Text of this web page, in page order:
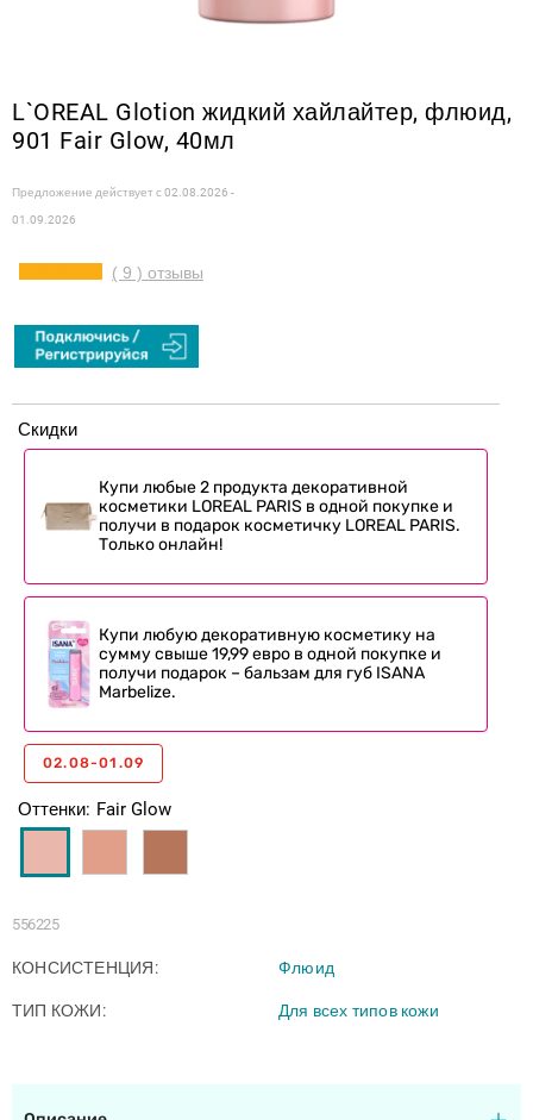
L`OREAL Glotion жидкий хайлайтер, флюид,
901 Fair Glow, 40мл
Предложение действует с02.08.2026 -
01.09.2026
( 9 ) отзывы
556225
Оттенки Fair Glow
Скидки
Купи любые 2 продукта декоративной
косметики LOREAL PARIS в одной покупке и
получи в подарок косметичку LOREAL PARIS.
Только онлайн!
Купи любую декоративную косметику на
сумму свыше 19,99 евро в одной покупке и
получи подарок – бальзам для губ ISANA
Marbelize.
02.08-01.09
КОНСИСТЕНЦИЯ Флюид
ТИП КОЖИ Для всех типов кожи